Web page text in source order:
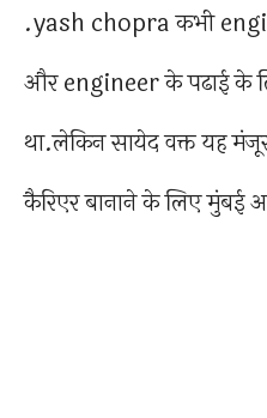
.yash chopra कभी
और engineer के पढाई के
था.लेकिन सायेद वक्त यह
कैरिएर बानाने के लिए मुंबई